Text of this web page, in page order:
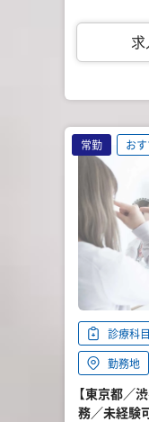
常勤
お
診療科目
勤務地
【東京都／
務／未経験